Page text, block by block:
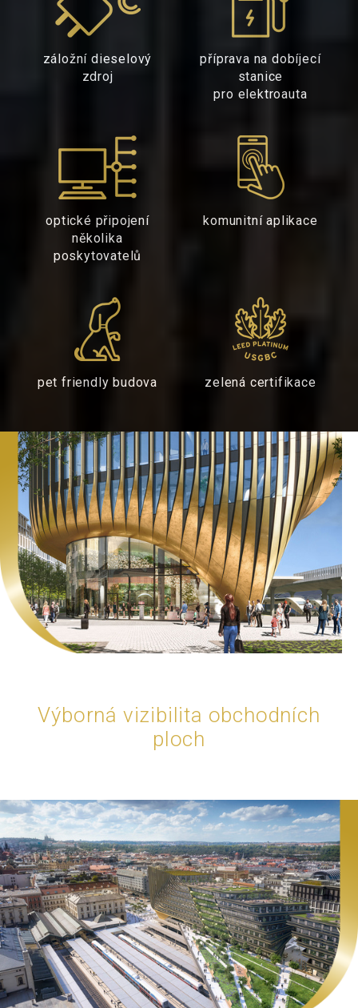
záložní dieselový
zdroj
příprava na dobíjecí
stanice
pro elektroauta
optické připojení
několika
poskytovatelů
komunitní aplikace
pet friendly budova zelená certifikace
Výborná vizibilita obchodních
ploch